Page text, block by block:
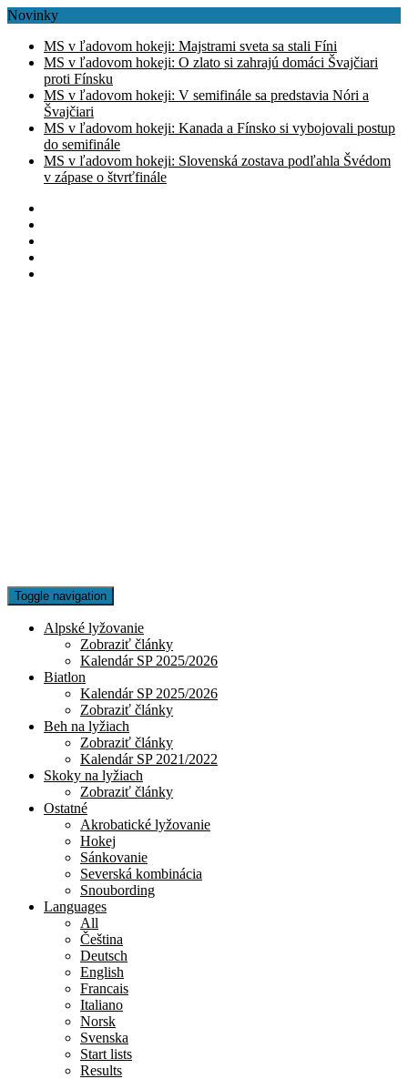
Novinky
MS v ľadovom hokeji: Majstrami sveta sa stali Fíni
MS v ľadovom hokeji: O zlato si zahrajú domáci Švajčiari
proti Fínsku
MS v ľadovom hokeji: V semifinále sa predstavia Nóri a
Švajčiari
MS v ľadovom hokeji: Kanada a Fínsko si vybojovali postup
do semifinále
MS v ľadovom hokeji: Slovenská zostava podľahla Švédom
v zápase o štvrťfinále
Toggle navigation
Alpské lyžovanie
Zobraziť články
Kalendár SP 2025/2026
Biatlon
Kalendár SP 2025/2026
Zobraziť články
Beh na lyžiach
Zobraziť články
Kalendár SP 2021/2022
Skoky na lyžiach
Zobraziť články
Ostatné
Akrobatické lyžovanie
Hokej
Sánkovanie
Severská kombinácia
Snoubording
Languages
All
Čeština
Deutsch
English
Francais
Italiano
Norsk
Svenska
Start lists
Results